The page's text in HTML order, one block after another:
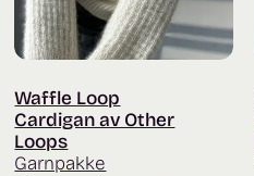
Waffle Loop
Cardigan av Other
Loops
Garnpakke